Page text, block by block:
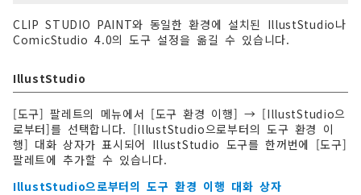
CLIP STUDIO PAINT와 동일한 환경에 설치된 IllustStudio나
ComicStudio 4.0의 도구 설정을 옮길 수 있습니다.
IllustStudio
[도구] 팔레트의 메뉴에서 [도구 환경 이행] → [IllustStudio으
로부터]를 선택합니다. [IllustStudio으로부터의 도구 환경 이
행] 대화 상자가 표시되어 IllustStudio 도구를 한꺼번에 [도구]
팔레트에 추가할 수 있습니다.
IllustStudio으로부터의 도구 환경 이행 대화 상자